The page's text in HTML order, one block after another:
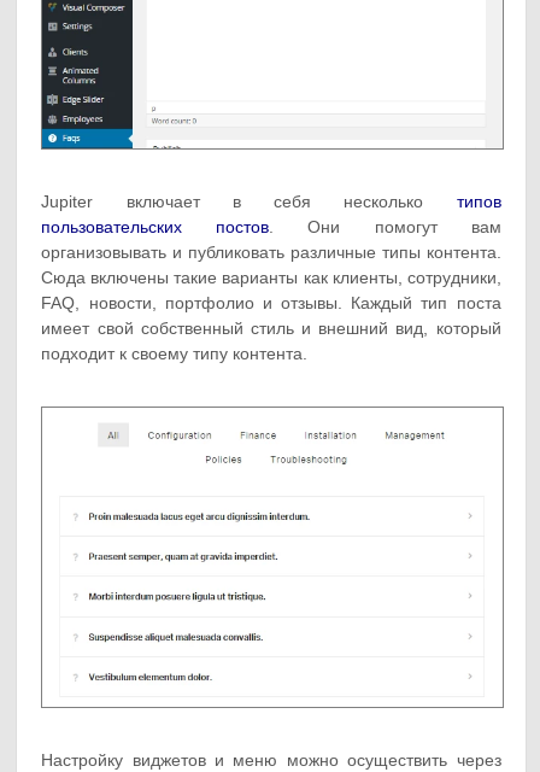
Jupiter включает в себя несколько типов
пользовательских постов. Они помогут вам
организовывать и публиковать различные типы контента.
Сюда включены такие варианты как клиенты, сотрудники,
FAQ, новости, портфолио и отзывы. Каждый тип поста
имеет свой собственный стиль и внешний вид, который
подходит к своему типу контента.
Настройку виджетов и меню можно осуществить через